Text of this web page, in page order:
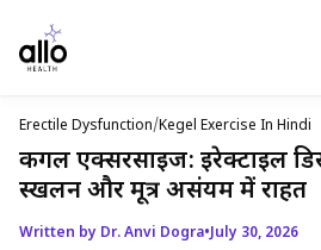
Erectile Dysfunction/Kegel Exercise In Hindi
कीगल एक्सरसाइज: इरेक्टाइल
स्खलन और मूत्र असंयम में राहत
Written by Dr. Anvi Dogra•July 30, 2026